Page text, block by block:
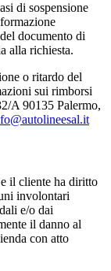
di sospensione
documento di
alla richiesta.
o ritardo del
sui rimborsi
A 90135 Palermo,
il cliente ha diritto
involontari
e/o dai
il danno al
con atto